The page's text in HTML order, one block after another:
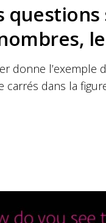
donne l’exemple
dans la